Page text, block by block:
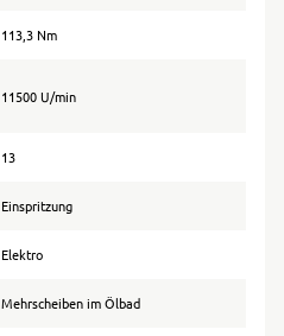
113,3 Nm
11500 U/min
13
Einspritzung
Elektro
Mehrscheiben im Ölbad